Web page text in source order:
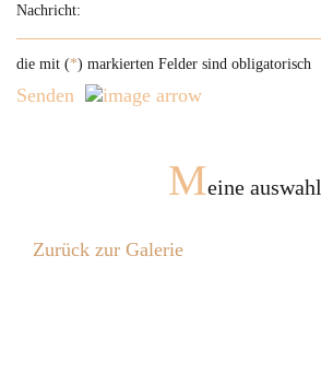
die mit (*) markierten Felder sind obligatorisch
Senden
Meine auswahl
Zurück zur Galerie